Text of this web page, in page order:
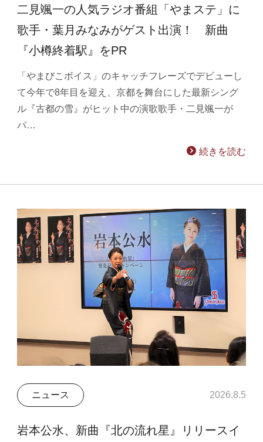
二見颯一の人気ラジオ番組「やまステ」に
歌手・葉月みなみがゲスト出演！ 新曲
『小樽終着駅』をPR
「やまびこボイス」のキャッチフレーズでデビューし
て今年で8年目を迎え、京都を舞台にした最新シング
ル『古都の雪』がヒット中の演歌歌手・二見颯一が
パ…
続きを読む
ニュース 2026.8.5
岩本公水、新曲『北の流れ星』リリースイ